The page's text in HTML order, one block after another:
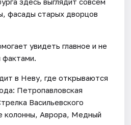
фасады старых дворцов
увидеть главное и не
фактами.
в Неву, где открываются
Петропавловская
Васильевского
колонны, Аврора, Медный